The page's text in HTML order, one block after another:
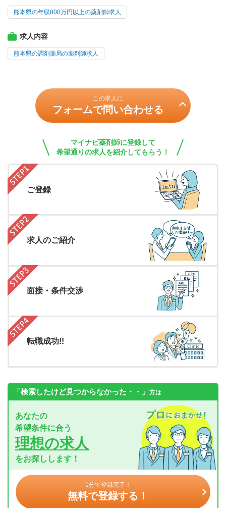
熊本県の年収800万円以上の薬剤師求人
求人内容
熊本県の調剤薬局の薬剤師求人
この求人に
フォームで問い合わせる
マイナビ薬剤師に登録して
希望通りの求人を紹介してもらう！
ご登録
求人のご紹介
面接・条件交渉
転職成功!!
「検索したけど見つからなかった・・」 方は
あなたの
希望条件に合う
理想の求人
をお探しします！
1分で登録完了！
無料で登録する！